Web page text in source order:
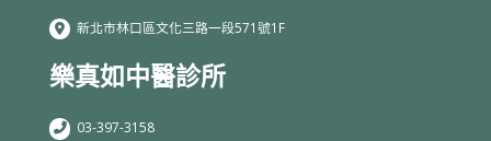
新北市林口區文化三路一段571號1F
樂真如中醫診所
03-397-3158